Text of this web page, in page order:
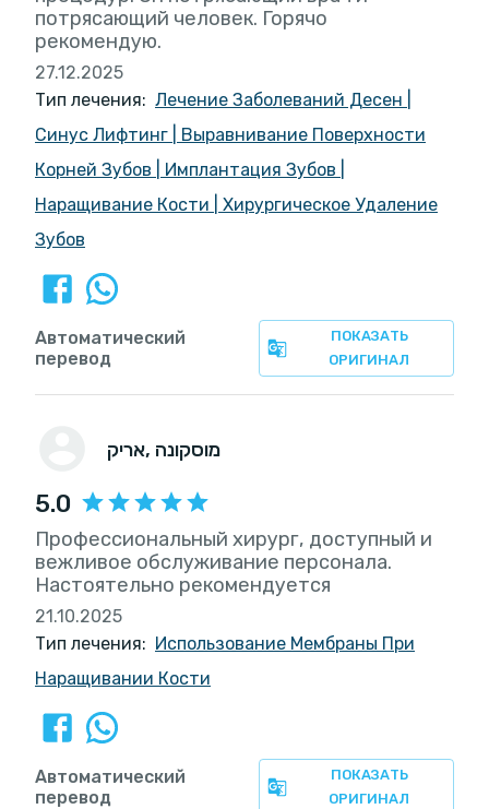
потрясающий человек. Горячо
рекомендую.
27.12.2025
Тип лечения: Лечение Заболеваний Десен
Синус Лифтинг
Выравнивание Поверхности
Корней Зубов
Имплантация Зубов
Наращивание Кости
Хирургическое Удаление
Зубов
ПОКАЗАТЬ
ОРИГИНАЛ
Автоматический
перевод
אריק , מוסקונה
5.0
Профессиональный хирург, доступный и
вежливое обслуживание персонала.
Настоятельно рекомендуется
21.10.2025
Тип лечения: Использование Мембраны При
Наращивании Кости
ПОКАЗАТЬ
ОРИГИНАЛ
Автоматический
перевод